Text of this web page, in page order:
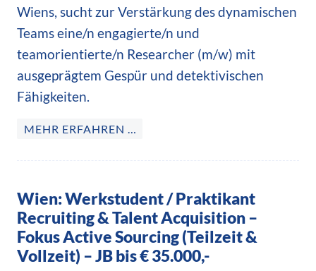
Wiens, sucht zur Verstärkung des dynamischen
Teams eine/n engagierte/n und
teamorientierte/n Researcher (m/w) mit
ausgeprägtem Gespür und detektivischen
Fähigkeiten.
MEHR ERFAHREN …
Wien: Werkstudent / Praktikant
Recruiting & Talent Acquisition –
Fokus Active Sourcing (Teilzeit &
Vollzeit) – JB bis € 35.000,-